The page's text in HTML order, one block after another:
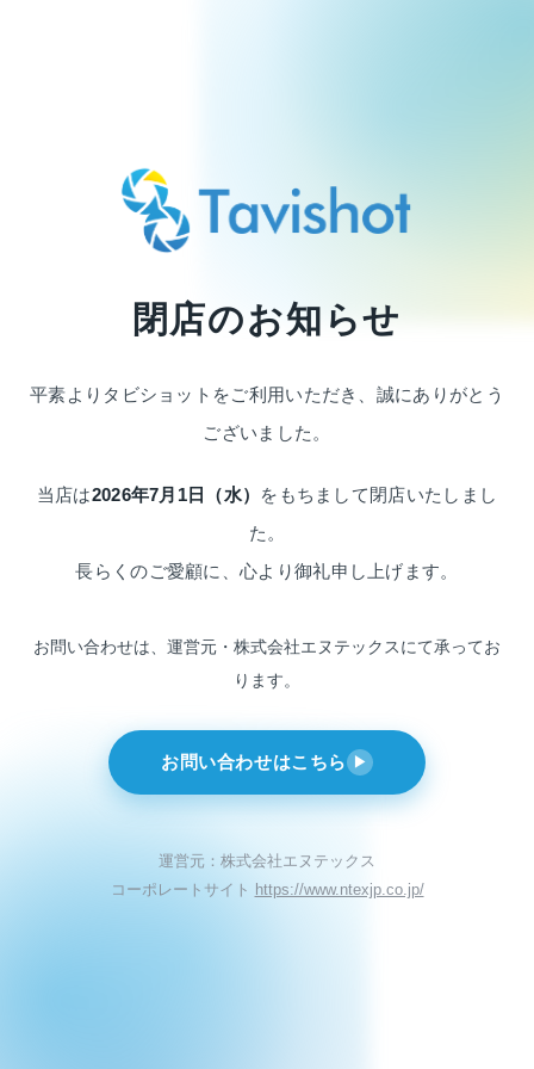
閉店のお知らせ
平素よりタビショットをご利用いただき、 誠にありがとう
ございました。
当店は2026年7月1日（水） をもちまして閉店いたしまし
た。
長らくのご愛顧に、心より御礼申し上げます。
お問い合わせは、運営元・株式会社エヌテックスにて承ってお
ります。
お問い合わせはこちら ▶
運営元：株式会社エヌテックス
コーポレートサイト https://www.ntexjp.co.jp/